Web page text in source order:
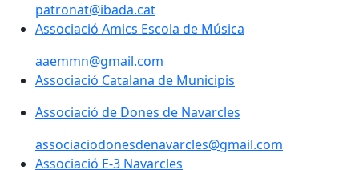
patronat@ibada.cat
Associació Amics Escola de Música
aaemmn@gmail.com
Associació Catalana de Municipis
Associació Catalana de Municipis
Associació de Dones de Navarcles
associaciodonesdenavarcles@gmail.com
Associació E-3 Navarcles